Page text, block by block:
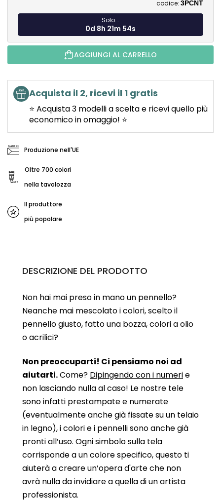
codice: 3PCNT
Solo...
0d 8h 21m 53s
AGGIUNGI AL CARRELLO
Acquista il 2, ricevi il 1 gratis
⭐ Acquista 3 modelli a scelta e ricevi quello più
economico in omaggio! ⭐
Produzione nell'UE
Oltre 700 colori
nella tavolozza
Il produttore
più popolare
DESCRIZIONE DEL PRODOTTO
Non hai mai preso in mano un pennello?
Neanche mai mescolato i colori, scelto il
pennello giusto, fatto una bozza, colori a olio
o acrilici?
Non preoccuparti! Ci pensiamo noi ad
aiutarti.Come? Dipingendo con i numerie
non lasciando nulla al caso! Le nostre tele
sono infatti prestampate e numerate
(eventualmente anche già fissate su un telaio
in legno), i colori e i pennelli sono anche già
pronti all’uso. Ogni simbolo sulla tela
corrisponde a un colore specifico, questo ti
aiuterà a creare un’opera d'arte che non
avrà nulla da invidiare a quella di un artista
professionista.